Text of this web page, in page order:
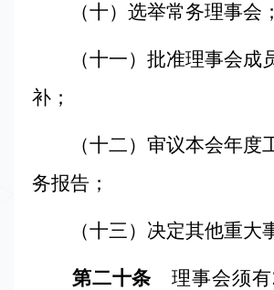
（十）选举常务理事会；
（十一）批准理事会成
补；
（十二）审议本会年度
务报告；
（十三）决定其他重大
第二十条 理事会须有